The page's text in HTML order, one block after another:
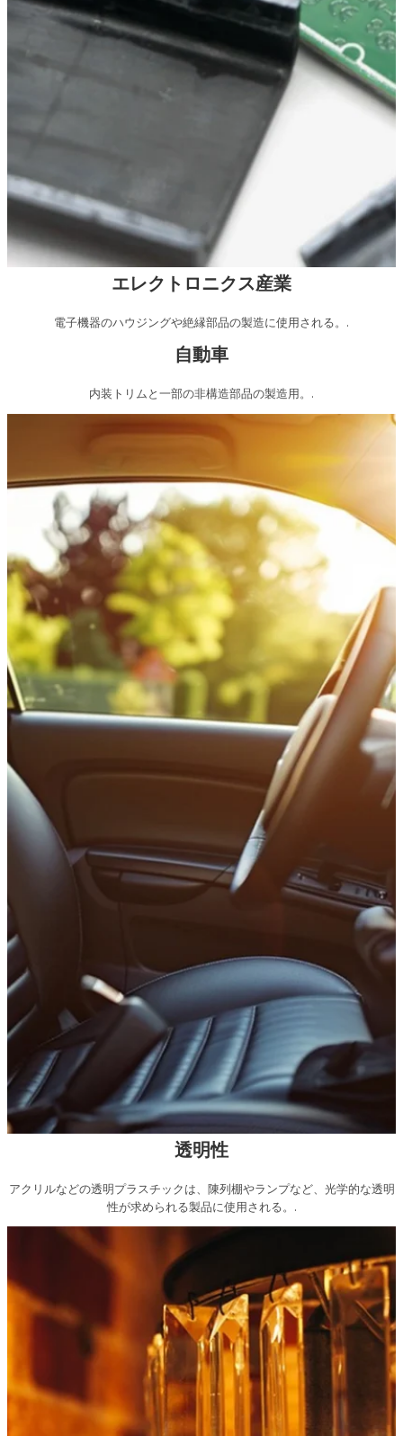
エレクトロニクス産業
電子機器のハウジングや絶縁部品の製造に使用される。.
自動車
内装トリムと一部の非構造部品の製造用。.
透明性
アクリルなどの透明プラスチックは、陳列棚やランプなど、光学的な透明
性が求められる製品に使用される。.